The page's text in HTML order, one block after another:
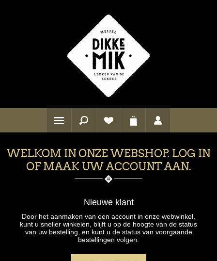
WELKOM IN ONZE WEBSHOP. LOG IN
OF MAAK UW ACCOUNT AAN.
Nieuwe klant
Door het aanmaken van een account in onze webwinkel,
kunt u sneller winkelen, blijft u op de hoogte van de status
van uw bestelling, en kunt u de status van voorgaande
bestellingen volgen.